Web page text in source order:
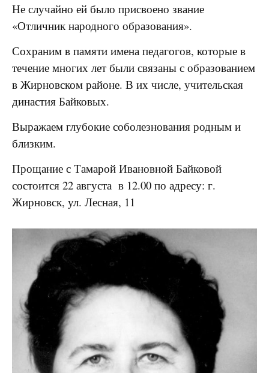
Не случайно ей было присвоено звание
«Отличник народного образования».
Сохраним в памяти имена педагогов, которые в
течение многих лет были связаны с образованием
в Жирновском районе. В их числе, учительская
династия Байковых.
Выражаем глубокие соболезнования родным и
близким.
Прощание с Тамарой Ивановной Байковой
состоится 22 августа в 12.00 по адресу: г.
Жирновск, ул. Лесная, 11